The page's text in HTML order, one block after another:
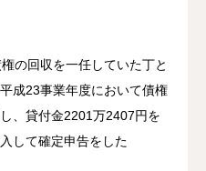
回収を一任していた丁と
成23事業年度において債権
、貸付金2201万2407円を
して確定申告をした